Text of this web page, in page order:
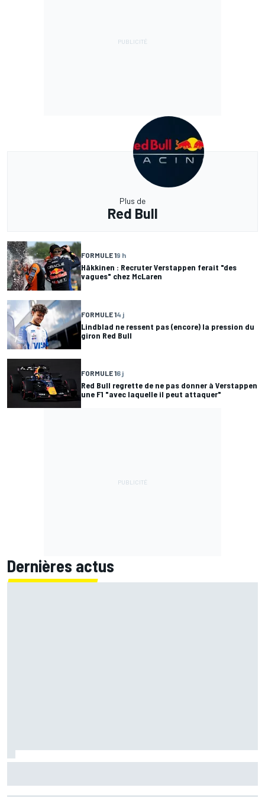
Plus de
Red Bull
FORMULE 19 h
Häkkinen : Recruter Verstappen ferait "des
vagues" chez McLaren
FORMULE 14 j
Lindblad ne ressent pas (encore) la pression du
giron Red Bull
FORMULE 16 j
Red Bull regrette de ne pas donner à Verstappen
une F1 "avec laquelle il peut attaquer"
Dernières actus